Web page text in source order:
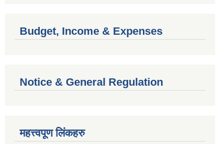
Budget, Income & Expenses
Notice & General Regulation
महत्त्वपूण लिंकहरु